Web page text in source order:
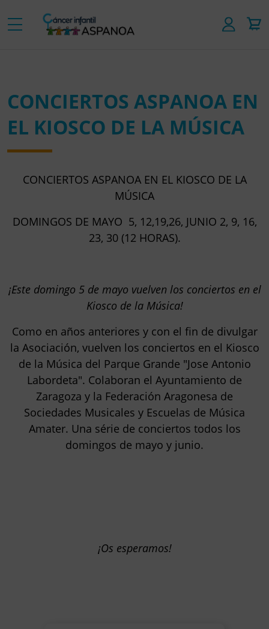
CONCIERTOS ASPANOA EN
EL KIOSCO DE LA MÚSICA
CONCIERTOS ASPANOA EN EL KIOSCO DE LA
MÚSICA
DOMINGOS DE MAYO 5, 12,19,26, JUNIO 2, 9, 16,
23, 30 (12 HORAS).
¡Este domingo 5 de mayo vuelven los conciertos en el
Kiosco de la Música!
Como en años anteriores y con el fin de divulgar
la Asociación, vuelven los conciertos en el Kiosco
de la Música del Parque Grande "Jose Antonio
Labordeta". Colaboran el Ayuntamiento de
Zaragoza y la Federación Aragonesa de
Sociedades Musicales y Escuelas de Música
Amater. Una série de conciertos todos los
domingos de mayo y junio.
¡Os esperamos!